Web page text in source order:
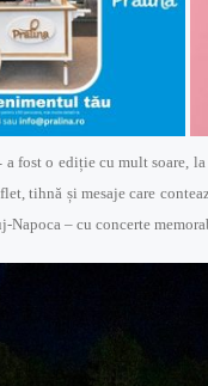
a fost o ediție cu mult soare,
tihnă și mesaje care
– cu concerte